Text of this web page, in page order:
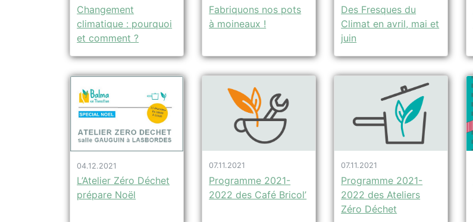
Changement
climatique : pourquoi
et comment ?
Fabriquons nos pots
à moineaux !
Des Fresques du
Climat en avril, mai et
juin
04.12.2021
L’Atelier Zéro Déchet
prépare Noël
07.11.2021
Programme 2021-
2022 des Café Bricol’
07.11.2021
Programme 2021-
2022 des Ateliers
Zéro Déchet